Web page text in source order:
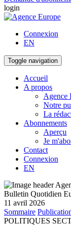
login
Connexion
EN
Toggle navigation
Accueil
A propos
Agence
Notre
La
Abonnements
Aperçu
Je
Contact
Connexion
EN
Bulletin Quotidien
11 avril 2026
Sommaire
POLITIQUES